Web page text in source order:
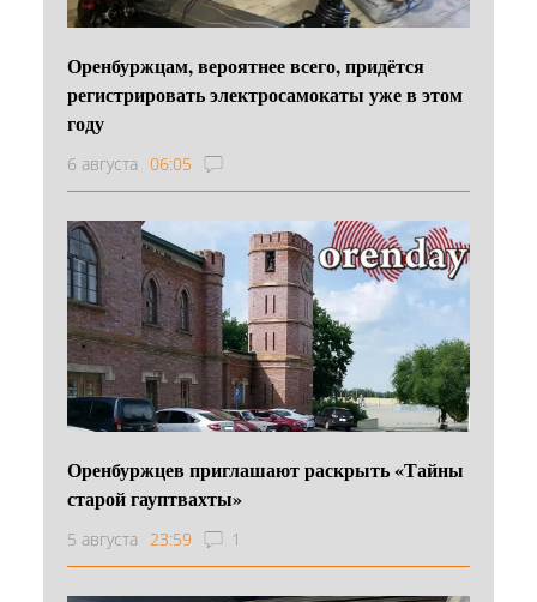
Оренбуржцам, вероятнее всего, придётся
регистрировать электросамокаты уже в этом
году
6 августа 06:05
Оренбуржцев приглашают раскрыть «Тайны
старой гауптвахты»
5 августа 23:59 1